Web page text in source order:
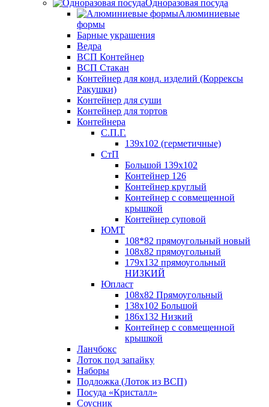
Одноразовая посуда
Алюминиевые
формы
Барные украшения
Ведра
ВСП Контейнер
ВСП Стакан
Контейнер для конд. изделий (Коррексы
Ракушки)
Контейнер для суши
Контейнер для тортов
Контейнера
С.П.Г.
139х102 (герметичные)
СтП
Большой 139х102
Контейнер 126
Контейнер круглый
Контейнер с совмещенной
крышкой
Контейнер суповой
ЮМТ
108*82 прямоугольный новый
108х82 прямоугольный
179х132 прямоугольный
НИЗКИЙ
Юпласт
108х82 Прямоугольный
138х102 Большой
186х132 Низкий
Контейнер с совмещенной
крышкой
Ланчбокс
Лоток под запайку
Наборы
Подложка (Лоток из ВСП)
Посуда «Кристалл»
Соусник